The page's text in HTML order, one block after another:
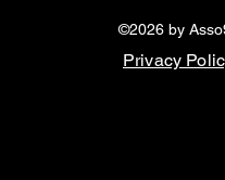
©2026 by
Privacy